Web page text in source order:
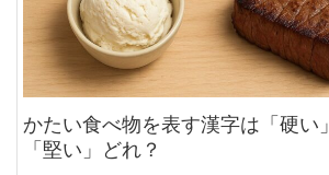
かたい食べ物を表す漢字は「硬い
「堅い」どれ？